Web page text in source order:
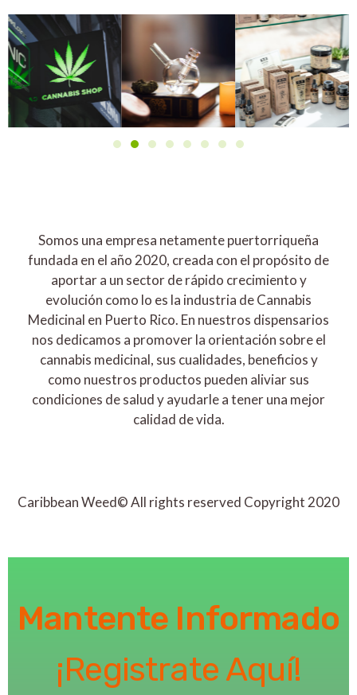
Somos una empresa netamente puertorriqueña
fundada en el año 2020, creada con el propósito de
aportar a un sector de rápido crecimiento y
evolución como lo es la industria de Cannabis
Medicinal en Puerto Rico. En nuestros dispensarios
nos dedicamos a promover la orientación sobre el
cannabis medicinal, sus cualidades, beneficios y
como nuestros productos pueden aliviar sus
condiciones de salud y ayudarle a tener una mejor
calidad de vida.
Caribbean Weed© All rights reserved Copyright 2020
Mantente Informado
¡Registrate Aquí!